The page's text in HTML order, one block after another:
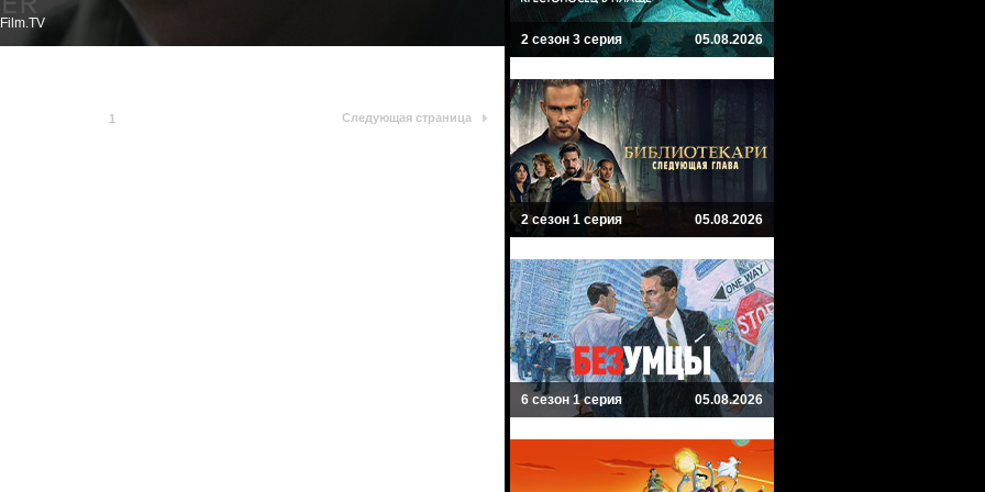
1 Следующая страница
2 сезон 3 серия 05.08.2026
2 сезон 1 серия 05.08.2026
6 сезон 1 серия 05.08.2026